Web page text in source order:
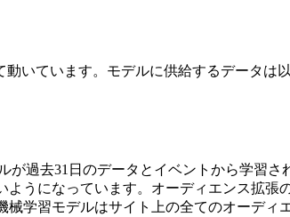
いています。モデルに供給するデータは
過去31日のデータとイベントから学習
うになっています。オーディエンス拡
学習モデルはサイト上の全てのオーディ